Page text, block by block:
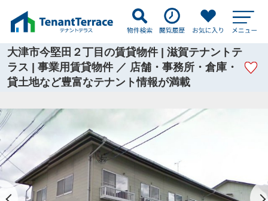
大津市今堅田２丁目の賃貸物件 | 滋賀テナントテ
ラス | 事業用賃貸物件 ／ 店舗・事務所・倉庫・
貸土地など豊富なテナント情報が満載